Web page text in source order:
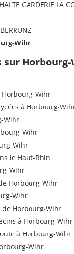
GARDERIE LA
Wihr
sur
Wihr
à Horbourg-
Wihr
Wihr
Wihr
le Haut-Rhin
Wihr
Horbourg-Wihr
Wihr
de Horbourg-Wihr
à Horbourg-Wihr
à Horbourg-Wihr
Wihr